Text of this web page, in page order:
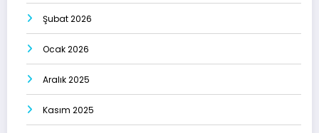
Şubat 2026
Ocak 2026
Aralık 2025
Kasım 2025